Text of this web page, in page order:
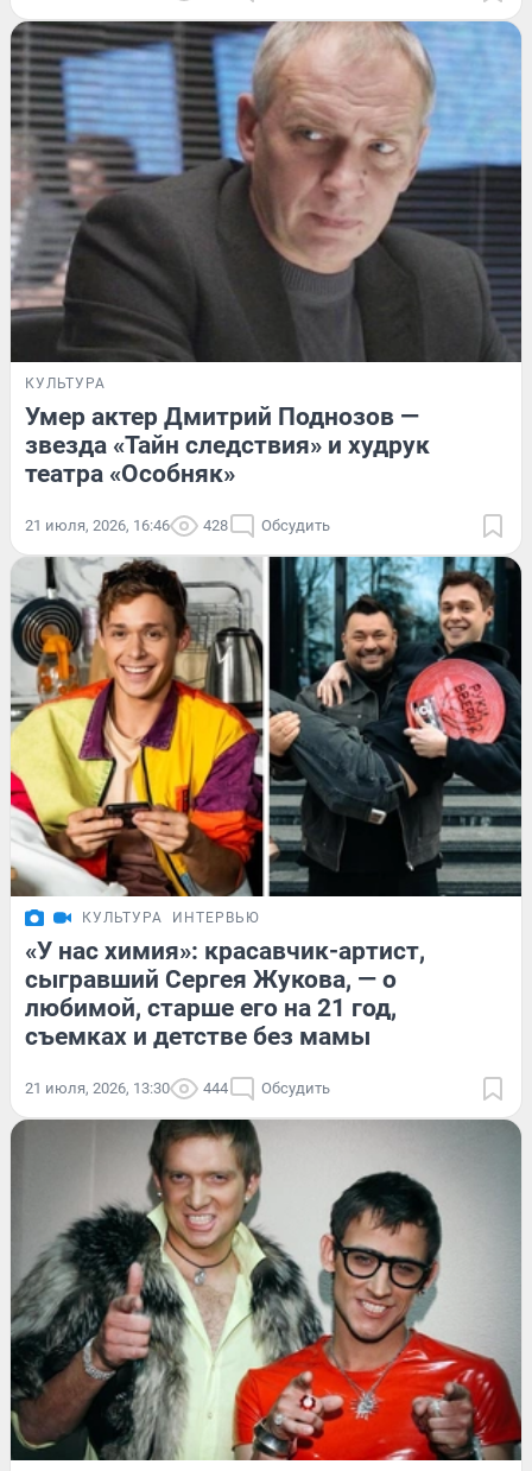
КУЛЬТУРА
Умер актер Дмитрий Поднозов —
звезда «Тайн следствия» и худрук
театра «Особняк»
21 июля, 2026, 16:46 428 Обсудить
КУЛЬТУРА ИНТЕРВЬЮ
«У нас химия»: красавчик-артист,
сыгравший Сергея Жукова, — о
любимой, старше его на 21 год,
съемках и детстве без мамы
21 июля, 2026, 13:30 444 Обсудить